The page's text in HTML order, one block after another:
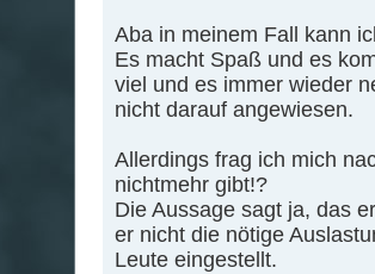
Aba in meinem Fall kann
Es macht Spaß und es
viel und es immer wieder
nicht darauf angewiesen.
Allerdings frag ich mich
nichtmehr gibt!?
Die Aussage sagt ja, das
er nicht die nötige
Leute eingestellt.